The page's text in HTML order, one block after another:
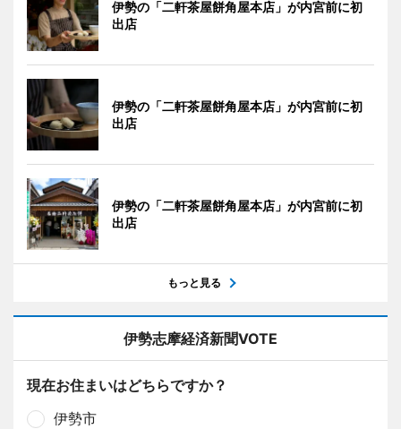
伊勢の「二軒茶屋餅角屋本店」が内宮前に初
出店
伊勢の「二軒茶屋餅角屋本店」が内宮前に初
出店
伊勢の「二軒茶屋餅角屋本店」が内宮前に初
出店
もっと見る
伊勢志摩経済新聞VOTE
現在お住まいはどちらですか？
伊勢市